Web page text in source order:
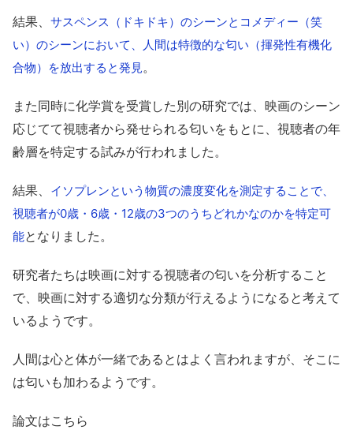
結果、 サスペンス（ドキドキ）のシーンとコメディー（笑
い）のシーンにおいて、人間は特徴的な匂い（揮発性有機化
合物）を放出すると発見。
また同時に化学賞を受賞した別の研究では、映画のシーン
応じてて視聴者から発せられる匂いをもとに、視聴者の年
齢層を特定する試みが行われました。
結果、 イソプレンという物質の濃度変化を測定することで、
視聴者が0歳・6歳・12歳の3つのうちどれかなのかを特定可
能となりました。
研究者たちは映画に対する視聴者の匂いを分析すること
で、映画に対する適切な分類が行えるようになると考えて
いるようです。
人間は心と体が一緒であるとはよく言われますが、そこに
は匂いも加わるようです。
論文はこちら